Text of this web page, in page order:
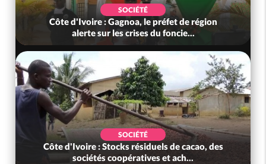
SOCIÉTÉ
Côte d'Ivoire : Gagnoa, le préfet de région
alerte sur les crises du foncie...
SOCIÉTÉ
Côte d'Ivoire : Stocks résiduels de cacao, des
sociétés coopératives et ach...